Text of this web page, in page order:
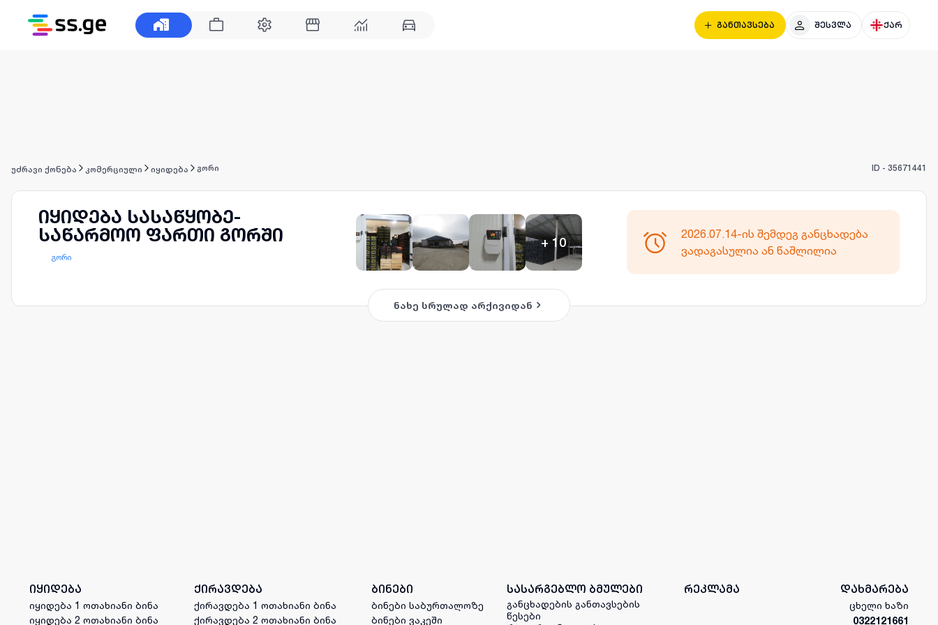
განთავსება შესვლა ქარ
უძრავი ქონება კომერციული იყიდება გორი ID - 35671441
იყიდება სასაწყობე-
საწარმოო ფართი გორში
გორი
+ 10
2026.07.14-ის შემდეგ განცხადება
ვადაგასულია ან წაშლილია
ნახე სრულად არქივიდან
იყიდება
იყიდება 1 ოთახიანი ბინა
იყიდება 2 ოთახიანი ბინა
ქირავდება
ქირავდება 1 ოთახიანი ბინა
ქირავდება 2 ოთახიანი ბინა
ბინები
ბინები საბურთალოზე
ბინები ვაკეში
სასარგებლო ბმულები
განცხადების განთავსების
წესები
რეკლამა დახმარება
ცხელი ხაზი
0322121661